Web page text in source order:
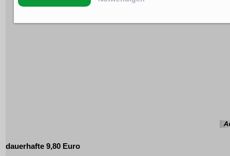
dauerhafte 9,80 Euro